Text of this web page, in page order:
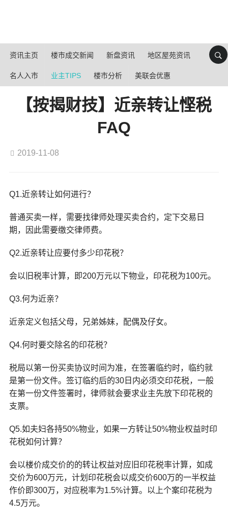
资讯主页 楼市成交新闻 新盘资讯 地区屋苑资讯
名人入市 业主TIPS 楼市分析 美联会优惠
【按揭财技】近亲转让悭税
FAQ
2019-11-08
Q1.近亲转让如何进行？
普通买卖一样，需要找律师处理买卖合约，定下交易日
期，因此需要缴交律师费。
Q2.近亲转让应要付多少印花税？
会以旧税率计算，即200万元以下物业，印花税为100元。
Q3.何为近亲？
近亲定义包括父母，兄弟姊妹，配偶及仔女。
Q4.何时要交除名的印花税？
税局以第一份买卖协议时间为准，在签署临约时，临约就
是第一份文件。签订临约后的30日内必须交印花税，一般
在第一份文件签署时，律师就会要求业主先放下印花税的
支票。
Q5.如夫妇各持50%物业，如果一方转让50%物业权益时印
花税如何计算？
会以楼价成交价的的转让权益对应旧印花税率计算，如成
交价为600万元，计划印花税会以成交价600万的一半权益
作价即300万，对应税率为1.5%计算。以上个案印花税为
4.5万元。